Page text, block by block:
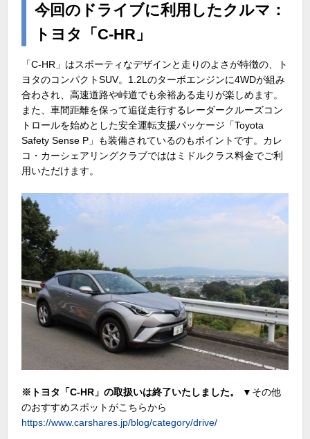
今回のドライブに利用したクルマ：
トヨタ「C-HR」
「C-HR」はスポーティなデザインと走りのよさが特徴の、ト
ヨタのコンパクトSUV。1.2Lのターボエンジンに4WDが組み
合わされ、高速道路や峠道でも余裕ある走りが楽しめます。
また、車間距離を保って追従走行するレーダークルーズコン
トロールを始めとした安全運転支援パッケージ「Toyota
Safety Sense P」も装備されているのもポイントです。カレ
コ・カーシェアリングクラブでははミドルクラス料金でご利
用いただけます。
※トヨタ「C-HR」の取扱いは終了いたしました。
▼その他
のおすすめスポットがこちらから
https://www.carshares.jp/blog/category/drive/